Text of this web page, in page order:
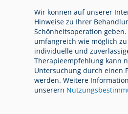
Wir können auf unserer
Hinweise zu Ihrer
Schönheitsoperation
umfangreich wie möglich
individuelle und
Therapieempfehlung kann
Untersuchung durch einen
werden. Weitere
unserern